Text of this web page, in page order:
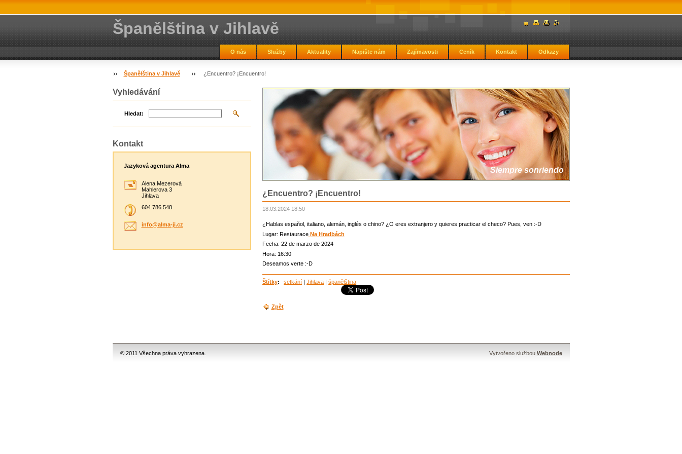
Španělština v Jihlavě
O nás Služby Aktuality Napište nám Zajímavosti Ceník Kontakt Odkazy
Španělština v Jihlavě ¿Encuentro? ¡Encuentro!
Siempre sonriendo
¿Encuentro? ¡Encuentro!
18.03.2024 18:50
¿Hablas espaňol, italiano, alemán, inglés o chino? ¿O eres extranjero y quieres practicar el checo? Pues, ven :-D
Lugar: RestauraceNa Hradbách
Fecha: 22 de marzo de 2024
Hora: 16:30
Deseamos verte :-D
Štítky: setkání | Jihlava | španělština
Zpět
Vyhledávání
Hledat:
Kontakt
Jazyková agentura Alma
Alena Mezerová
Mahlerova 3
Jihlava
604 786 548
info@alma-ji.cz
© 2011 Všechna práva vyhrazena. Vytvořeno službou Webnode